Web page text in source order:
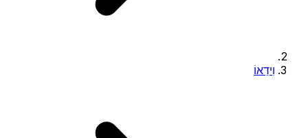
וִידֵאוֹ